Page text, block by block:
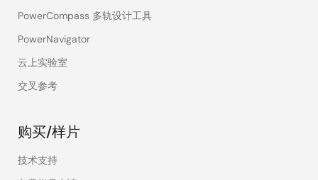
PowerCompass 多轨设计工具
PowerNavigator
云上实验室
交叉参考
购买/样片
技术支持